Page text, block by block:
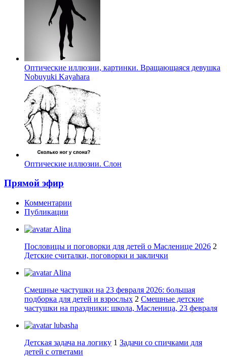
Оптические иллюзии, картинки. Вращающаяся девушка
Nobuyuki Kayahara
Оптические иллюзии. Слон
Прямой эфир
Комментарии
Публикации
Alina
Пословицы и поговорки для детей о Масленице 2026 2
Детские считалки, поговорки и заклички
Alina
Смешные частушки на 23 февраля 2026: большая
подборка для детей и взрослых 2 Смешные детские
частушки на праздники: школа, Масленица, 23 февраля
lubasha
Детская задача на логику 1 Задачи со спичками для
детей с ответами